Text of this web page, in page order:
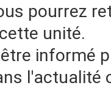
pourrez
unité.
informé
l'actualité